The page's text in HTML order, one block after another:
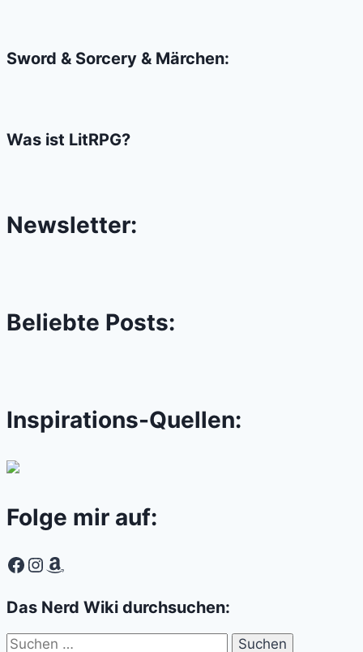
Sword & Sorcery & Märchen:
Was ist LitRPG?
Newsletter:
Beliebte Posts:
Inspirations-Quellen:
Folge mir auf:
Facebook
Instagram
Amazon
Das Nerd Wiki durchsuchen:
Suchen